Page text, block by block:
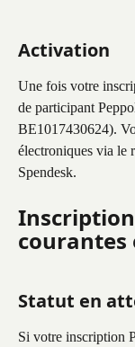
Activation
Une fois votre
de participant
BE1017430624).
électroniques via le
Spendesk.
courantes
Statut en
Si votre inscription